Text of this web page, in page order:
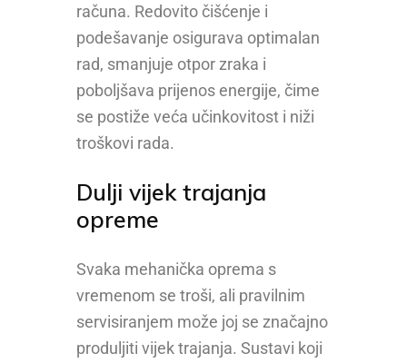
računa. Redovito čišćenje i
podešavanje osigurava optimalan
rad, smanjuje otpor zraka i
poboljšava prijenos energije, čime
se postiže veća učinkovitost i niži
troškovi rada.
Dulji vijek trajanja
opreme
Svaka mehanička oprema s
vremenom se troši, ali pravilnim
servisiranjem može joj se značajno
produljiti vijek trajanja. Sustavi koji